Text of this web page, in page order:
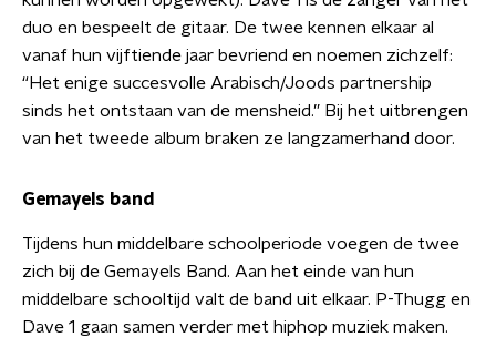
duo en bespeelt de gitaar. De twee kennen elkaar al
vanaf hun vijftiende jaar bevriend en noemen zichzelf:
“Het enige succesvolle Arabisch/Joods partnership
sinds het ontstaan van de mensheid.” Bij het uitbrengen
van het tweede album braken ze langzamerhand door.
Gemayels band
Tijdens hun middelbare schoolperiode voegen de twee
zich bij de Gemayels Band. Aan het einde van hun
middelbare schooltijd valt de band uit elkaar. P-Thugg en
Dave 1 gaan samen verder met hiphop muziek maken.